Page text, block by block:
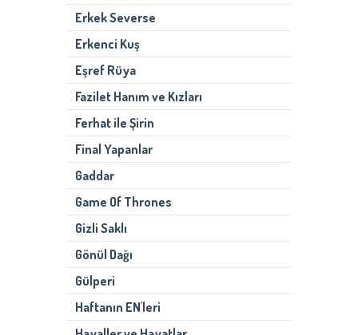
Erkek Severse
Erkenci Kuş
Eşref Rüya
Fazilet Hanım ve Kızları
Ferhat ile Şirin
Final Yapanlar
Gaddar
Game Of Thrones
Gizli Saklı
Gönül Dağı
Gülperi
Haftanın EN'leri